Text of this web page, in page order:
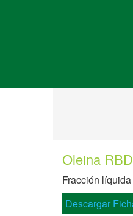
Oleina
Fracción
Descargar